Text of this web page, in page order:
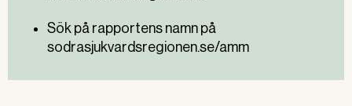
Sök på rapportens namn på
sodrasjukvardsregionen.se/amm